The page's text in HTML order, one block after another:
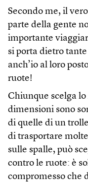
Secondo me, il
parte della gente
importante
si porta dietro
anch’io al loro
ruote!
Chiunque scelga lo
dimensioni sono
di quelle di un
di trasportare
sulle spalle, può
contro le ruote: è
compromesso che